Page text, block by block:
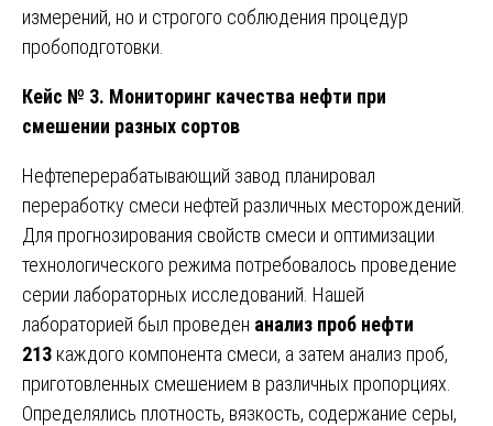
измерений, но и строгого соблюдения процедур
пробоподготовки.
Кейс № 3. Мониторинг качества нефти при
смешении разных сортов
Нефтеперерабатывающий завод планировал
переработку смеси нефтей различных месторождений.
Для прогнозирования свойств смеси и оптимизации
технологического режима потребовалось проведение
серии лабораторных исследований. Нашей
лабораторией был проведен анализ проб нефти
213 каждого компонента смеси, а затем анализ проб,
приготовленных смешением в различных пропорциях.
Определялись плотность, вязкость, содержание серы,